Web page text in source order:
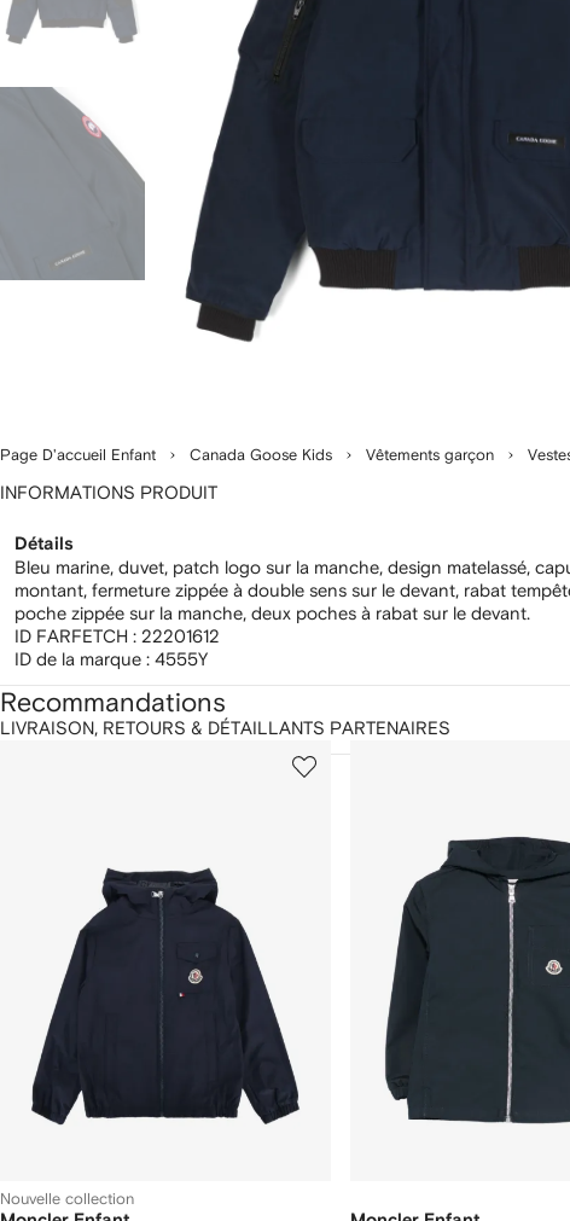
Page D'accueil Enfant Canada Goose Kids Vêtements garçon
INFORMATIONS PRODUIT
Détails
Bleu marine, duvet, patch logo sur la manche, design matelassé,
montant, fermeture zippée à double sens sur le devant, rabat
poche zippée sur la manche, deux poches à rabat sur le devant.
ID FARFETCH : 22201612
ID de la marque : 4555Y
LIVRAISON, RETOURS & DÉTAILLANTS PARTENAIRES
Recommandations
Nouvelle collection
2